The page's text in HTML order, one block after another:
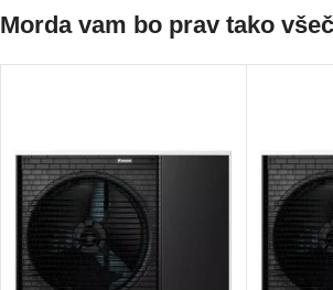
Morda vam bo prav tako